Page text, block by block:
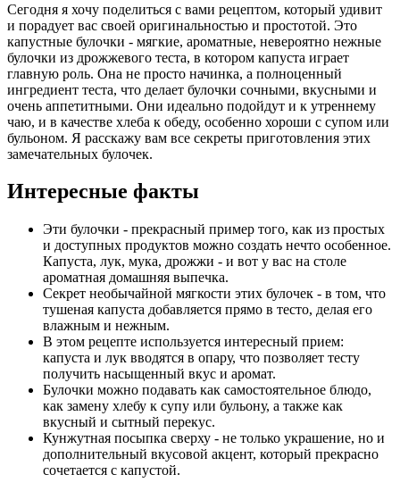
Сегодня я хочу поделиться с вами рецептом, который удивит
и порадует вас своей оригинальностью и простотой. Это
капустные булочки - мягкие, ароматные, невероятно нежные
булочки из дрожжевого теста, в котором капуста играет
главную роль. Она не просто начинка, а полноценный
ингредиент теста, что делает булочки сочными, вкусными и
очень аппетитными. Они идеально подойдут и к утреннему
чаю, и в качестве хлеба к обеду, особенно хороши с супом или
бульоном. Я расскажу вам все секреты приготовления этих
замечательных булочек.
Интересные факты
Эти булочки - прекрасный пример того, как из простых
и доступных продуктов можно создать нечто особенное.
Капуста, лук, мука, дрожжи - и вот у вас на столе
ароматная домашняя выпечка.
Секрет необычайной мягкости этих булочек - в том, что
тушеная капуста добавляется прямо в тесто, делая его
влажным и нежным.
В этом рецепте используется интересный прием:
капуста и лук вводятся в опару, что позволяет тесту
получить насыщенный вкус и аромат.
Булочки можно подавать как самостоятельное блюдо,
как замену хлебу к супу или бульону, а также как
вкусный и сытный перекус.
Кунжутная посыпка сверху - не только украшение, но и
дополнительный вкусовой акцент, который прекрасно
сочетается с капустой.